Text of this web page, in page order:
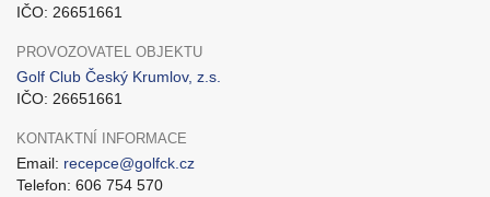
IČO: 26651661
PROVOZOVATEL OBJEKTU
Golf Club Český Krumlov, z.s.
IČO: 26651661
KONTAKTNÍ INFORMACE
Email: recepce@golfck.cz
Telefon: 606 754 570